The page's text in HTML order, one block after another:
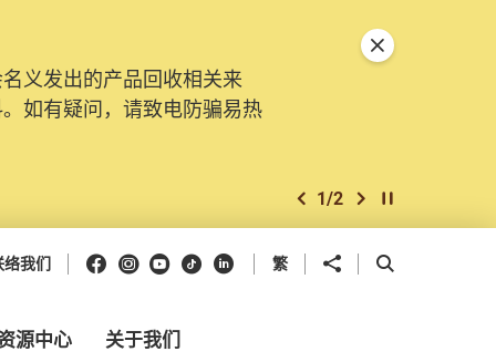
义发出的产品回收相关来
如有疑问，请致电防骗易热
上一个
1/2 下一个开始/暂停幻灯
关闭特別通告
络我们 Facebook
Instagram
Youtube
抖音领英 繁 分享到 开启搜寻框
源中心 关于我们